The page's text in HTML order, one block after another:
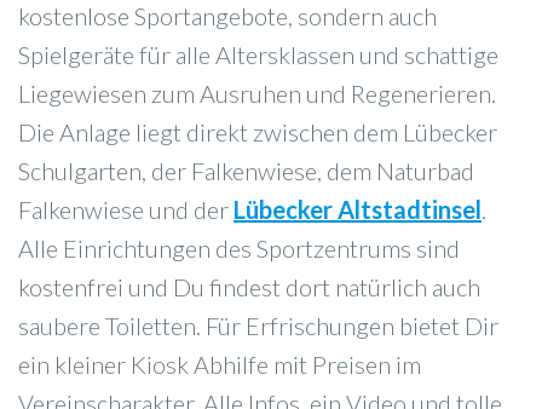
kostenlose Sportangebote, sondern auch
Spielgeräte für alle Altersklassen und schattige
Liegewiesen zum Ausruhen und Regenerieren.
Die Anlage liegt direkt zwischen dem Lübecker
Schulgarten, der Falkenwiese, dem Naturbad
Falkenwiese und der Lübecker Altstadtinsel.
Alle Einrichtungen des Sportzentrums sind
kostenfrei und Du findest dort natürlich auch
saubere Toiletten. Für Erfrischungen bietet Dir
ein kleiner Kiosk Abhilfe mit Preisen im
Vereinscharakter. Alle Infos, ein Video und tolle